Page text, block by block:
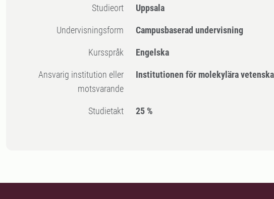
Studieort Uppsala
Undervisningsform Campusbaserad undervisning
Kursspråk Engelska
Ansvarig institution eller
motsvarande
Institutionen för molekylära
Studietakt 25 %